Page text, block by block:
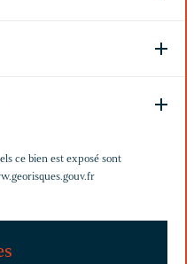
ce bien est exposé sont